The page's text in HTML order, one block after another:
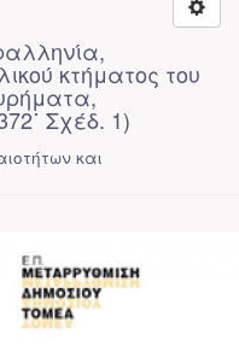
κτήματος του
Σχέδ. 1)
και